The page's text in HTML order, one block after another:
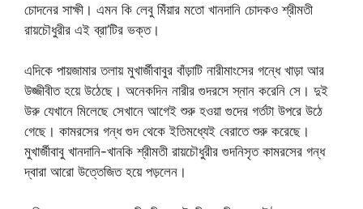
চোদনের সাক্ষী। এমন কি লেবু মিঁয়ার মতো খানদানি চোদকও শ্রীমতী
রায়চৌধুরীর এই ব্রা’টির ভক্ত।
এদিকে পায়জামার তলায় মুখার্জীবাবুর বাঁড়াটি নারীমাংসের গন্ধে খাড়া আর
উজ্জীবীত হয়ে উঠেছে। অনেকদিন নারীর গুদরসে স্নান করেনি সে। দুই
উরু যেখানে মিলেছে সেখানে আগেই শুরু হওয়া গুদের গর্তটা উপরে উঠে
গেছে। কামরসের গন্ধ গুদ থেকে ইতিমধ্যেই বেরাতে শুরু করেছে।
মুখার্জীবাবু খানদানি-খানকি শ্রীমতী রায়চৌধুরীর গুদনিসৃত কামরসের গন্ধ
দ্বারা আরো উত্তেজিত হয়ে পড়লেন।